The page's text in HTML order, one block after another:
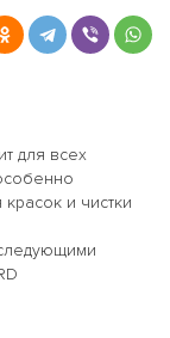
для всех
и чистки